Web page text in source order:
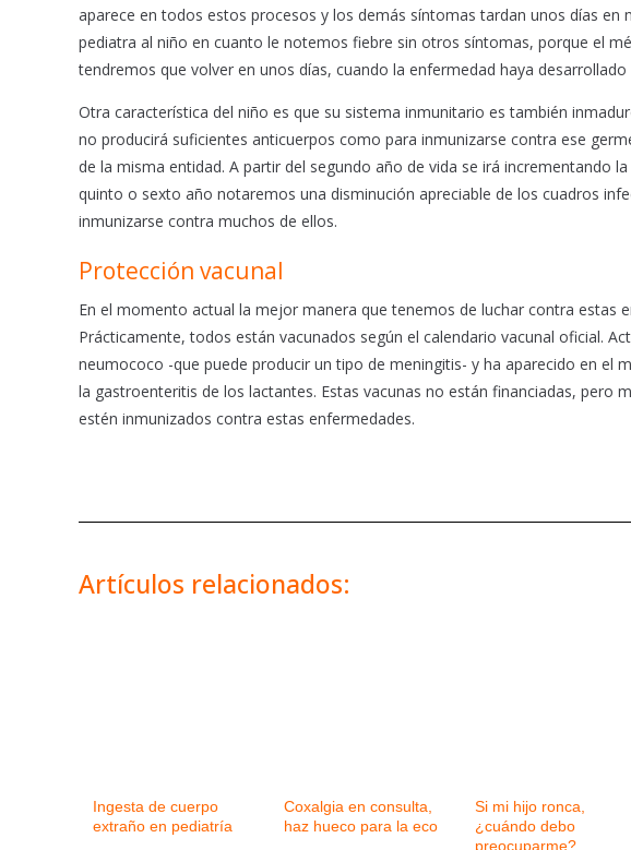
aparece en todos estos procesos y los demás síntomas tardan unos días en
pediatra al niño en cuanto le notemos fiebre sin otros síntomas, porque el
tendremos que volver en unos días, cuando la enfermedad haya
Otra característica del niño es que su sistema inmunitario es también
no producirá suficientes anticuerpos como para inmunizarse contra ese
de la misma entidad. A partir del segundo año de vida se irá incrementando
quinto o sexto año notaremos una disminución apreciable de los cuadros
inmunizarse contra muchos de ellos.
Protección vacunal
En el momento actual la mejor manera que tenemos de luchar contra estas
Prácticamente, todos están vacunados según el calendario vacunal oficial.
neumococo -que puede producir un tipo de meningitis- y ha aparecido en el
la gastroenteritis de los lactantes. Estas vacunas no están financiadas, pero
estén inmunizados contra estas enfermedades.
Artículos relacionados:
Ingesta de cuerpo
extraño en pediatría
Coxalgia en consulta,
haz hueco para la eco
Si mi hijo ronca,
¿cuándo debo
preocuparme?